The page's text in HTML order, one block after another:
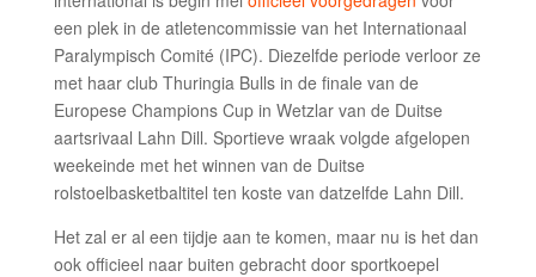
een plek in de atletencommissie van het Internationaal
Paralympisch Comité (IPC). Diezelfde periode verloor ze
met haar club Thuringia Bulls in de finale van de
Europese Champions Cup in Wetzlar van de Duitse
aartsrivaal Lahn Dill. Sportieve wraak volgde afgelopen
weekeinde met het winnen van de Duitse
rolstoelbasketbaltitel ten koste van datzelfde Lahn Dill.
Het zal er al een tijdje aan te komen, maar nu is het dan
ook officieel naar buiten gebracht door sportkoepel